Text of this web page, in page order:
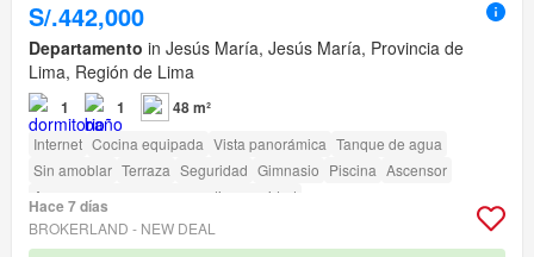
S/.442,000
Departamento in Jesús María, Jesús María, Provincia de
Lima, Región de Lima
1 1 48 m²
Internet Cocina equipada Vista panorámica Tanque de agua
Sin amoblar Terraza Seguridad Gimnasio Piscina Ascensor
Acceso para personas con discapacidad
Hace 7 días
BROKERLAND - NEW DEAL